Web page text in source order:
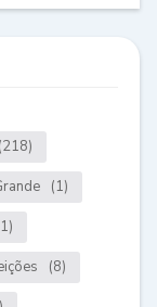
(218)
(1)
(8)